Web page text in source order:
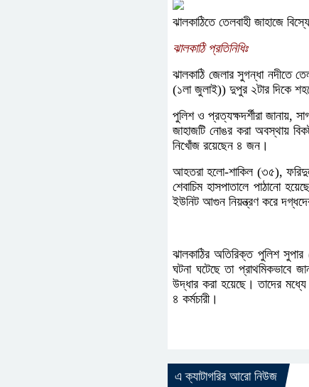
ঝালকাঠিতে তেলবাহী জাহাজে
ঝালকাঠি প্রতিনিধিঃ
ঝালকাঠি জেলার সুগন্ধা নদীতে
(১লা জুলাই)) দুপুর ২টার দিকে
পুলিশ ও প্রত্যক্ষদর্শীরা জানায়,
জাহাজটি নোঙর করা অবস্থায়
নিখোঁজ রয়েছেন ৪ জন।
আহতরা হলো-শাকিল (৩৫),
শেবাচিম হাসপাতালে পাঠানো
ইউনিট আগুন নিয়ন্ত্রণ করে
ঝালকাঠির অতিরিক্ত পুলিশ
ঘটনা ঘটেছে তা প্রাথমিকভাবে
উদ্ধার করা হয়েছে। তাদের
৪ কর্মচারী।
এ ক্যাটাগরির আরো নিউজ